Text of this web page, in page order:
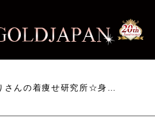
さんの着痩せ研究所☆身…